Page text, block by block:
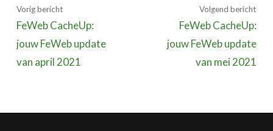
Vorig bericht
FeWeb CacheUp:
jouw FeWeb update
van april 2021
Volgend bericht
FeWeb CacheUp:
jouw FeWeb update
van mei 2021